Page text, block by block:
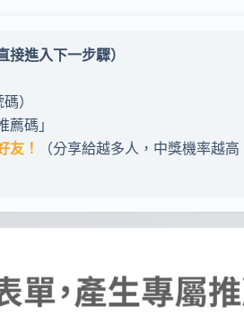
接進入下一步驟）
）
碼」
友！
（分享給越多人，中獎機率越高